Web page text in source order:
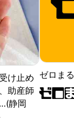
け止め
助産師
静岡
ゼロまる